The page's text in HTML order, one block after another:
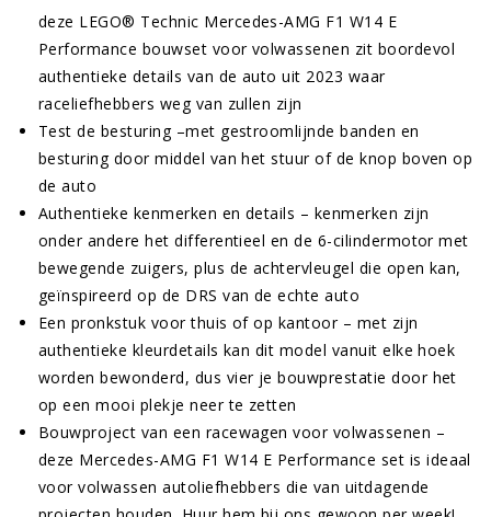
deze LEGO® Technic Mercedes-AMG F1 W14 E
Performance bouwset voor volwassenen zit boordevol
authentieke details van de auto uit 2023 waar
raceliefhebbers weg van zullen zijn
Test de besturing –met gestroomlijnde banden en
besturing door middel van het stuur of de knop boven op
de auto
Authentieke kenmerken en details – kenmerken zijn
onder andere het differentieel en de 6-cilindermotor met
bewegende zuigers, plus de achtervleugel die open kan,
geïnspireerd op de DRS van de echte auto
Een pronkstuk voor thuis of op kantoor – met zijn
authentieke kleurdetails kan dit model vanuit elke hoek
worden bewonderd, dus vier je bouwprestatie door het
op een mooi plekje neer te zetten
Bouwproject van een racewagen voor volwassenen –
deze Mercedes-AMG F1 W14 E Performance set is ideaal
voor volwassen autoliefhebbers die van uitdagende